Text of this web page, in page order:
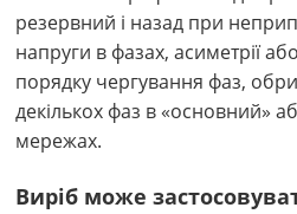
резервний і назад при
напруги в фазах, асиметрії
порядку чергування фаз,
декількох фаз в «основний»
мережах.
Виріб може